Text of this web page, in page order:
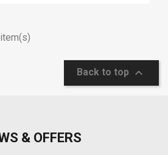
Back to top 
& OFFERS